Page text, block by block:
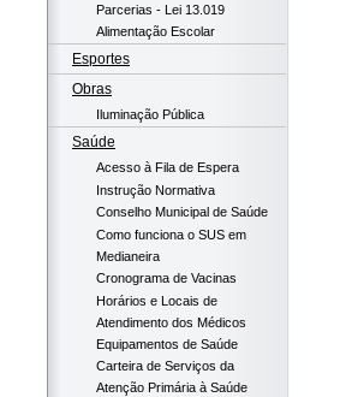
Parcerias - Lei 13.019
Alimentação Escolar
Esportes
Obras
Iluminação Pública
Saúde
Acesso à Fila de Espera
Instrução Normativa
Conselho Municipal de Saúde
Como funciona o SUS em
Medianeira
Cronograma de Vacinas
Horários e Locais de
Atendimento dos Médicos
Equipamentos de Saúde
Carteira de Serviços da
Atenção Primária à Saúde